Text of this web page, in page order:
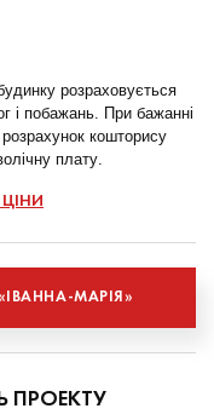
розраховується
і побажань. При бажанні
кошторису
плату.
МАРІЯ»
ПРОЕКТУ